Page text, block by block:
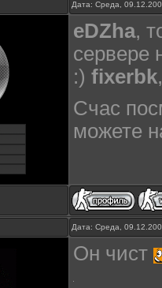
Дата: Среда,
eDZha,
сервере
:)fixerbk
Счас
можете
Дата: Среда,
Он чист